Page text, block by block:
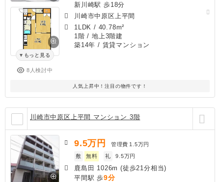
もっと見る
8人検討中
新川崎駅 歩18分
川崎市中原区上平間
1LDK / 40.78m²
1階 / 地上3階建
築14年 / 賃貸マンション
人気上昇中！注目の物件です！
川崎市中原区上平間 マンション 3階
9.5万円 管理費 1.5万円
敷
無料 礼 9.5万円
鹿島田 1026m (徒歩21分相当)
平間駅 歩9分